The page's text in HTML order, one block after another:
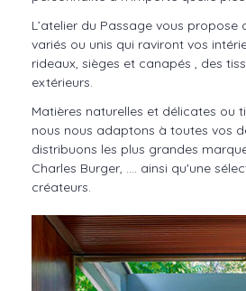
L’atelier du Passage vous propose
variés ou unis qui raviront vos
rideaux, sièges et canapés , des
extérieurs.
Matières naturelles et délicates ou
nous nous adaptons à toutes vos
distribuons les plus grandes
Charles Burger, …. ainsi qu'une
créateurs.